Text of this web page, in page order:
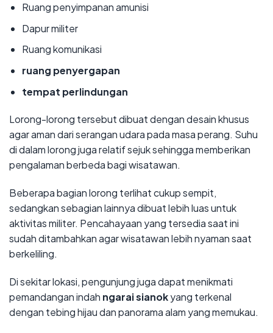
Ruang penyimpanan amunisi
Dapur militer
Ruang komunikasi
ruang penyergapan
tempat perlindungan
Lorong-lorong tersebut dibuat dengan desain khusus
agar aman dari serangan udara pada masa perang. Suhu
di dalam lorong juga relatif sejuk sehingga memberikan
pengalaman berbeda bagi wisatawan.
Beberapa bagian lorong terlihat cukup sempit,
sedangkan sebagian lainnya dibuat lebih luas untuk
aktivitas militer. Pencahayaan yang tersedia saat ini
sudah ditambahkan agar wisatawan lebih nyaman saat
berkeliling.
Di sekitar lokasi, pengunjung juga dapat menikmati
pemandangan indah ngarai sianokyang terkenal
dengan tebing hijau dan panorama alam yang memukau.